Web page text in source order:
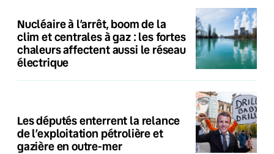
Nucléaire à l’arrêt, boom de la
clim et centrales à gaz : les fortes
chaleurs affectent aussi le réseau
électrique
Les députés enterrent la relance
de l’exploitation pétrolière et
gazière en outre-mer